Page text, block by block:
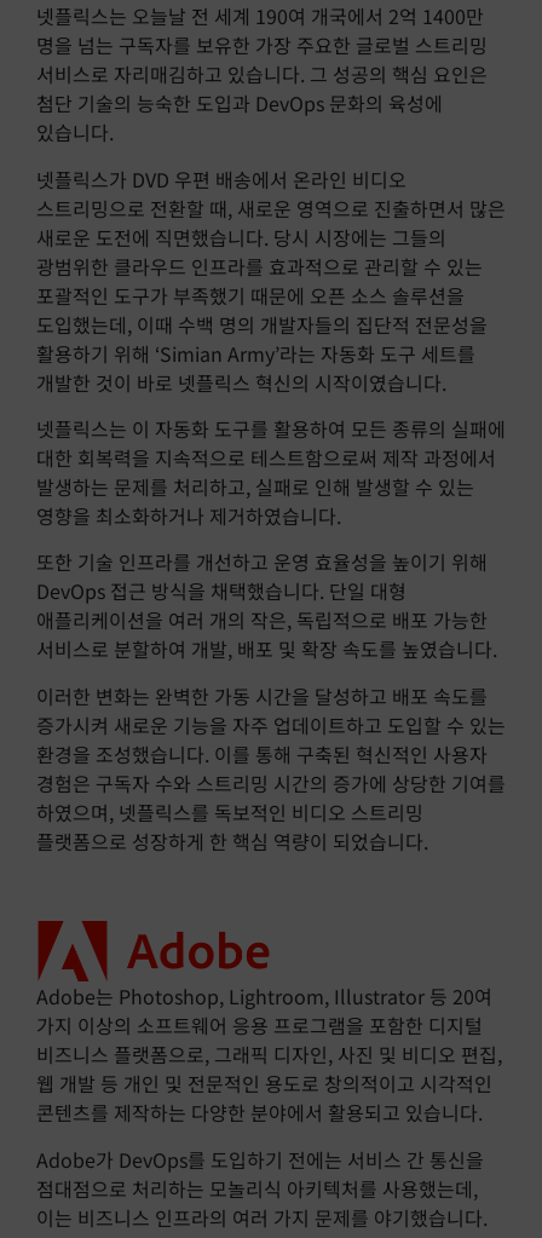
넷플릭스는 오늘날 전 세계 190여 개국에서 2억 1400만
명을 넘는 구독자를 보유한 가장 주요한 글로벌 스트리밍
서비스로 자리매김하고 있습니다. 그 성공의 핵심 요인은
첨단 기술의 능숙한 도입과 DevOps 문화의 육성에
있습니다.
넷플릭스가 DVD 우편 배송에서 온라인 비디오
스트리밍으로 전환할 때, 새로운 영역으로 진출하면서 많은
새로운 도전에 직면했습니다. 당시 시장에는 그들의
광범위한 클라우드 인프라를 효과적으로 관리할 수 있는
포괄적인 도구가 부족했기 때문에 오픈 소스 솔루션을
도입했는데, 이때 수백 명의 개발자들의 집단적 전문성을
활용하기 위해 ‘Simian Army’라는 자동화 도구 세트를
개발한 것이 바로 넷플릭스 혁신의 시작이였습니다.
넷플릭스는 이 자동화 도구를 활용하여 모든 종류의 실패에
대한 회복력을 지속적으로 테스트함으로써 제작 과정에서
발생하는 문제를 처리하고, 실패로 인해 발생할 수 있는
영향을 최소화하거나 제거하였습니다.
또한 기술 인프라를 개선하고 운영 효율성을 높이기 위해
DevOps 접근 방식을 채택했습니다. 단일 대형
애플리케이션을 여러 개의 작은, 독립적으로 배포 가능한
서비스로 분할하여 개발, 배포 및 확장 속도를 높였습니다.
이러한 변화는 완벽한 가동 시간을 달성하고 배포 속도를
증가시켜 새로운 기능을 자주 업데이트하고 도입할 수 있는
환경을 조성했습니다. 이를 통해 구축된 혁신적인 사용자
경험은 구독자 수와 스트리밍 시간의 증가에 상당한 기여를
하였으며, 넷플릭스를 독보적인 비디오 스트리밍
플랫폼으로 성장하게 한 핵심 역량이 되었습니다.
Adobe는 Photoshop, Lightroom, Illustrator 등 20여
가지 이상의 소프트웨어 응용 프로그램을 포함한 디지털
비즈니스 플랫폼으로, 그래픽 디자인, 사진 및 비디오 편집,
웹 개발 등 개인 및 전문적인 용도로 창의적이고 시각적인
콘텐츠를 제작하는 다양한 분야에서 활용되고 있습니다.
Adobe가 DevOps를 도입하기 전에는 서비스 간 통신을
점대점으로 처리하는 모놀리식 아키텍처를 사용했는데,
이는 비즈니스 인프라의 여러 가지 문제를 야기했습니다.